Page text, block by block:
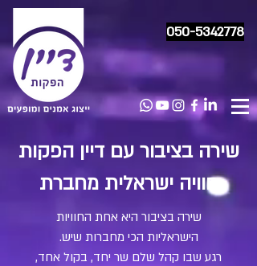
050-5342778
שירה בציבור עם דיין הפקות
חוויה ישראלית מחברת
שירה בציבור היא אחת החוויות
הישראליות הכי מחברות שיש.
רגע שבו קהל שלם שר יחד, בקול אחד,